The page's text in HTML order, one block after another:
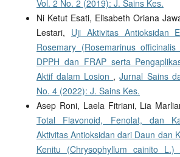
Vol. 2 No. 2 (2019): J. Sains Kes.
Ni Ketut Esati, Elisabeth Oriana
Lestari, Uji Aktivitas Antioksidan
Rosemary (Rosemarinus
DPPH dan FRAP serta
Aktif dalam Losion ,Jurnal Sains
No. 4 (2022): J. Sains Kes.
Asep Roni, Laela Fitriani, Lia
Total Flavonoid, Fenolat, dan
Aktivitas Antioksidan dari Daun dan
Kenitu (Chrysophyllum cainito L.)